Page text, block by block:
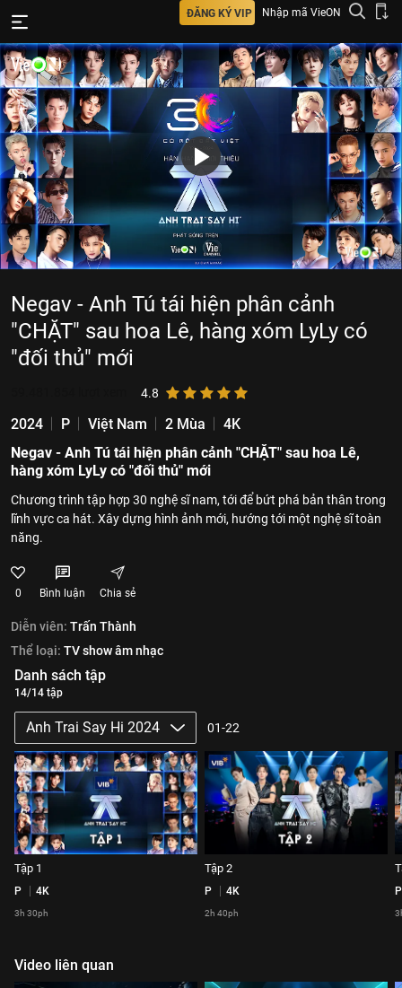
ĐĂNG KÝ VIP Nhập mã VieON
Negav - Anh Tú tái hiện phân cảnh
"CHẶT" sau hoa Lê, hàng xóm LyLy có
"đối thủ" mới
4.8
2024 P Việt Nam 2 Mùa
4K
Negav - Anh Tú tái hiện phân cảnh "CHẶT" sau hoa Lê,
hàng xóm LyLy có "đối thủ" mới
Chương trình tập hợp 30 nghệ sĩ nam, tới để bứt phá bản thân trong
lĩnh vực ca hát. Xây dựng hình ảnh mới, hướng tới một nghệ sĩ toàn
năng.
0 Bình luận Chia sẻ
Diễn viên: Trấn Thành
Thể loại: TV show âm nhạc
Danh sách tập
14/14 tập
Anh Trai Say Hi 2024 01-22
Tập 1
P 4K
3h 30ph
Tập 2
P 4K
2h 40ph
P
Video liên quan